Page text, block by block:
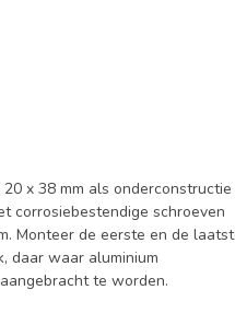
x 38 mm als onderconstructie
corrosiebestendige schroeven
Monteer de eerste en de
daar waar aluminium
te worden.